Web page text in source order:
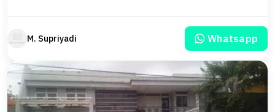
M. Supriyadi Whatsapp